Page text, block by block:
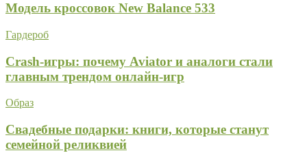
Модель кроссовок New Balance 533
Гардероб
Crash-игры: почему Aviator и аналоги стали
главным трендом онлайн-игр
Образ
Свадебные подарки: книги, которые станут
семейной реликвией